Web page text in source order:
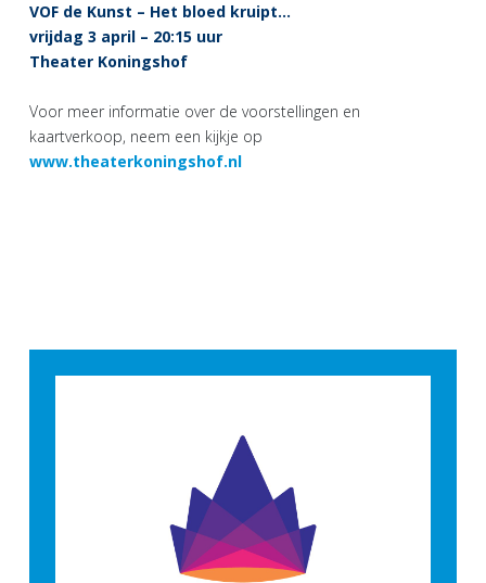
VOF de Kunst – Het bloed kruipt…
vrijdag 3 april – 20:15 uur
Theater Koningshof
Voor meer informatie over de voorstellingen en
kaartverkoop, neem een kijkje op
www.theaterkoningshof.nl